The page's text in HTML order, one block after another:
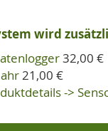
wird
32,00 €
21,00 €
->